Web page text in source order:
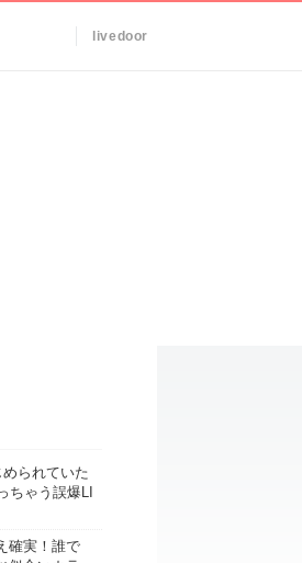
livedoor
められていた
ちゃう誤爆LI
確実！誰で